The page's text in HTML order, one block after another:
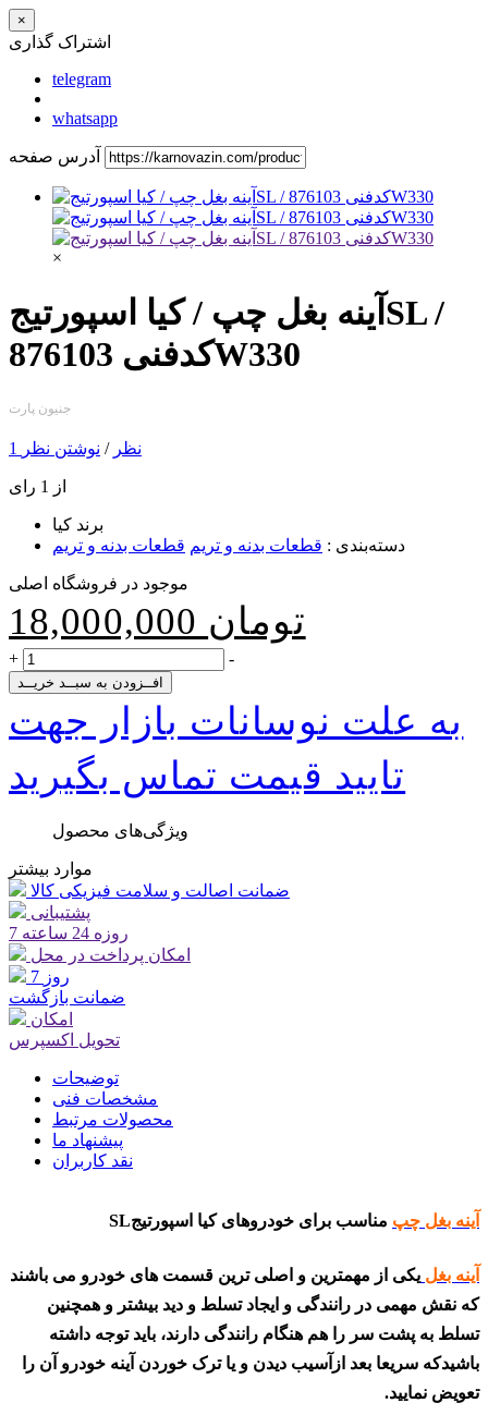
×
اشتراک گذاری
telegram
whatsapp
آدرس صفحه
×
آینه بغل چپ / کیا اسپورتیجSL /
کدفنی 876103W330
جنیون پارت
1 نظر / نوشتن نظر
از 1 رای
برند کیا
دسته‌بندی : قطعات بدنه و تریم قطعات بدنه و تریم
موجود در فروشگاه اصلی
18,000,000 تومان
+ -
افــزودن به سبــد خریــد
به علت نوسانات بازار جهت
تایید قیمت تماس بگیرید
ویژگی‌های محصول
موارد بیشتر
ضمانت اصالت و سلامت فیزیکی کالا
پشتیبانی
7 روزه 24 ساعته
امکان پرداخت در محل
7 روز
ضمانت بازگشت
امکان
تحویل اکسپرس
توضیحات
مشخصات فنی
محصولات مرتبط
پیشنهاد ما
نقد کاربران
آینه بغل چپ مناسب برای خودروهای کیا اسپورتیجSL
آینه بغل یکی از مهمترین و اصلی ترین قسمت های خودرو می باشند
که نقش مهمی در رانندگی و ایجاد تسلط و دید بیشتر و همچنین
تسلط به پشت سر را هم هنگام رانندگی دارند، باید توجه داشته
باشیدکه سریعا بعد ازآسیب دیدن و یا ترک خوردن آینه خودرو آن را
تعویض نمایید.